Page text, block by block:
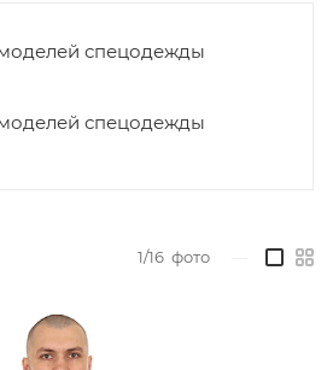
спецодежды
спецодежды
1/16 фото